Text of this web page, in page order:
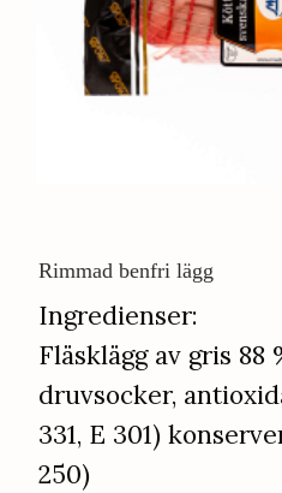
Rimmad benfri lägg
​​​​​​​Ingredienser:
Fläsklägg av gris 88
druvsocker,
331, E 301)
250)